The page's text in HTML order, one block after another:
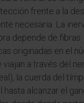
frente a la
necesaria. La
depende de fibras
originadas en el
viajan a través del
la cuerda del
hasta alcanzar el